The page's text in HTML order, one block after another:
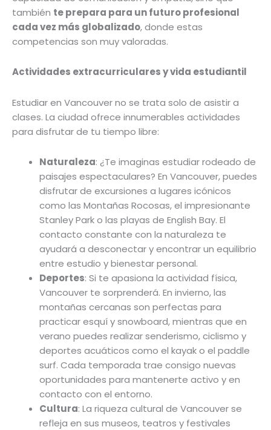
también te prepara para un futuro profesional
cada vez más globalizado, donde estas
competencias son muy valoradas.
Actividades extracurriculares y vida estudiantil
Estudiar en Vancouver no se trata solo de asistir a
clases. La ciudad ofrece innumerables actividades
para disfrutar de tu tiempo libre:
Naturaleza: ¿Te imaginas estudiar rodeado de
paisajes espectaculares? En Vancouver, puedes
disfrutar de excursiones a lugares icónicos
como las Montañas Rocosas, el impresionante
Stanley Park o las playas de English Bay. El
contacto constante con la naturaleza te
ayudará a desconectar y encontrar un equilibrio
entre estudio y bienestar personal.
Deportes: Si te apasiona la actividad física,
Vancouver te sorprenderá. En invierno, las
montañas cercanas son perfectas para
practicar esquí y snowboard, mientras que en
verano puedes realizar senderismo, ciclismo y
deportes acuáticos como el kayak o el paddle
surf. Cada temporada trae consigo nuevas
oportunidades para mantenerte activo y en
contacto con el entorno.
Cultura: La riqueza cultural de Vancouver se
refleja en sus museos, teatros y festivales